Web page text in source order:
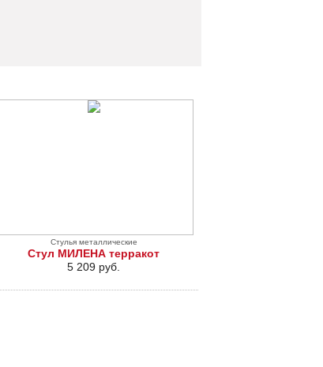
Стулья металлические
Стул МИЛЕНА терракот
5 209 руб.